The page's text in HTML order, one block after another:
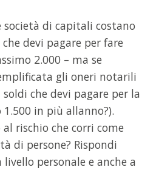
società di capitali costano
devi pagare per fare
2.000 – ma se
gli oneri notarili
soldi che devi pagare per la
in più allanno?).
rischio che corri come
di persone? Rispondi
livello personale e anche a